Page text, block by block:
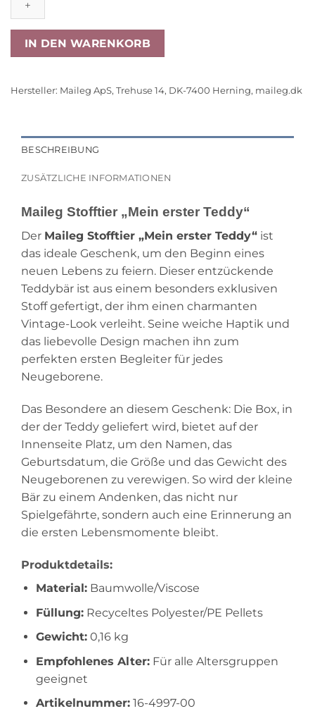
erster
Powder“
IN DEN WARENKORB
Hersteller: Maileg ApS, Trehuse 14, DK-7400 Herning, maileg.dk
BESCHREIBUNG
ZUSÄTZLICHE INFORMATIONEN
Maileg Stofftier „Mein erster Teddy“
Der Maileg Stofftier „Mein erster Teddy“ ist
das ideale Geschenk, um den Beginn eines
neuen Lebens zu feiern. Dieser entzückende
Teddybär ist aus einem besonders exklusiven
Stoff gefertigt, der ihm einen charmanten
Vintage-Look verleiht. Seine weiche Haptik und
das liebevolle Design machen ihn zum
perfekten ersten Begleiter für jedes
Neugeborene.
Das Besondere an diesem Geschenk: Die Box, in
der der Teddy geliefert wird, bietet auf der
Innenseite Platz, um den Namen, das
Geburtsdatum, die Größe und das Gewicht des
Neugeborenen zu verewigen. So wird der kleine
Bär zu einem Andenken, das nicht nur
Spielgefährte, sondern auch eine Erinnerung an
die ersten Lebensmomente bleibt.
Produktdetails:
Material:Baumwolle/Viscose
Füllung:Recyceltes Polyester/PE Pellets
Gewicht:0,16 kg
Empfohlenes Alter:Für alle Altersgruppen
geeignet
Artikelnummer:16-4997-00